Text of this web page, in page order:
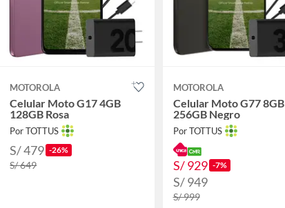
MOTOROLA
Celular Moto G17 4GB
128GB Rosa
Por TOTTUS
S/ 479 -26%
S/ 649
MOTOROLA
Celular Moto G77 8GB
256GB Negro
Por TOTTUS
S/ 929 -7%
S/ 949
S/ 999